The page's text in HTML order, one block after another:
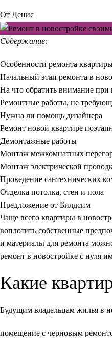
От Денис
Содержание:
Особенности ремонта
Начальный этап ремонта в
На что обратить внимание при
Ремонтные работы, не
Нужна ли помощь дизайнера
Ремонт новой квартире
Демонтажные работы
Монтаж межкомнатных
Монтаж электрической
Проведение сантехнических
Отделка потолка, стен и пола
Предложение от Билдсим
Чаще всего квартиры в
воплотить собственные
и материалы для ремонта
ремонт в новостройке с нуля
Какие
Будущим владельцам жилья в
помещение с черновым